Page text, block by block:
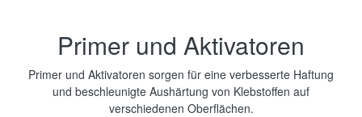
Primer und Aktivatoren
Primer und Aktivatoren sorgen für eine verbesserte Haftung
und beschleunigte Aushärtung von Klebstoffen auf
verschiedenen Oberflächen.